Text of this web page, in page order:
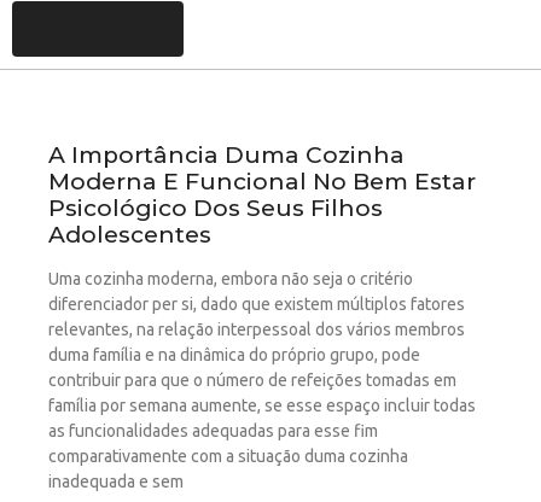
A Importância Duma Cozinha
Moderna E Funcional No Bem Estar
Psicológico Dos Seus Filhos
Adolescentes
Uma cozinha moderna, embora não seja o critério
diferenciador per si, dado que existem múltiplos fatores
relevantes, na relação interpessoal dos vários membros
duma família e na dinâmica do próprio grupo, pode
contribuir para que o número de refeições tomadas em
família por semana aumente, se esse espaço incluir todas
as funcionalidades adequadas para esse fim
comparativamente com a situação duma cozinha
inadequada e sem